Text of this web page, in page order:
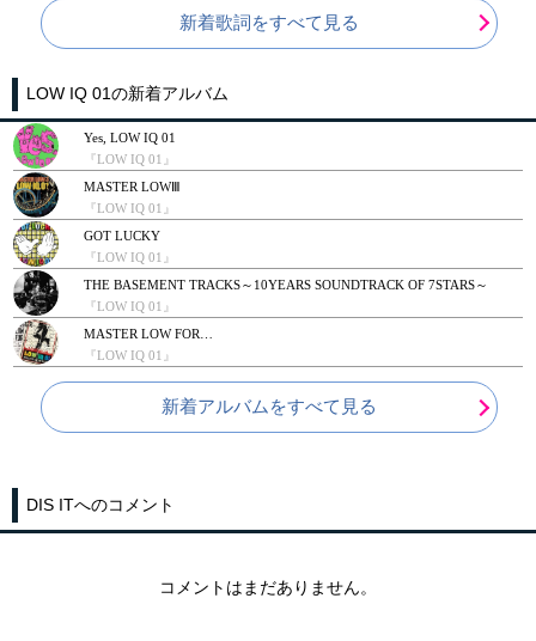
新着歌詞をすべて見る
LOW IQ 01の新着アルバム
Yes, LOW IQ 01
『LOW IQ 01』
MASTER LOWⅢ
『LOW IQ 01』
GOT LUCKY
『LOW IQ 01』
THE BASEMENT TRACKS～10YEARS SOUNDTRACK OF 7STARS～
『LOW IQ 01』
MASTER LOW FOR…
『LOW IQ 01』
新着アルバムをすべて見る
DIS ITへのコメント
コメントはまだありません。